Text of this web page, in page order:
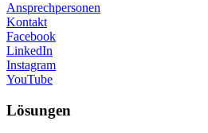
Ansprechpersonen
Kontakt
Facebook
LinkedIn
Instagram
YouTube
Lösungen